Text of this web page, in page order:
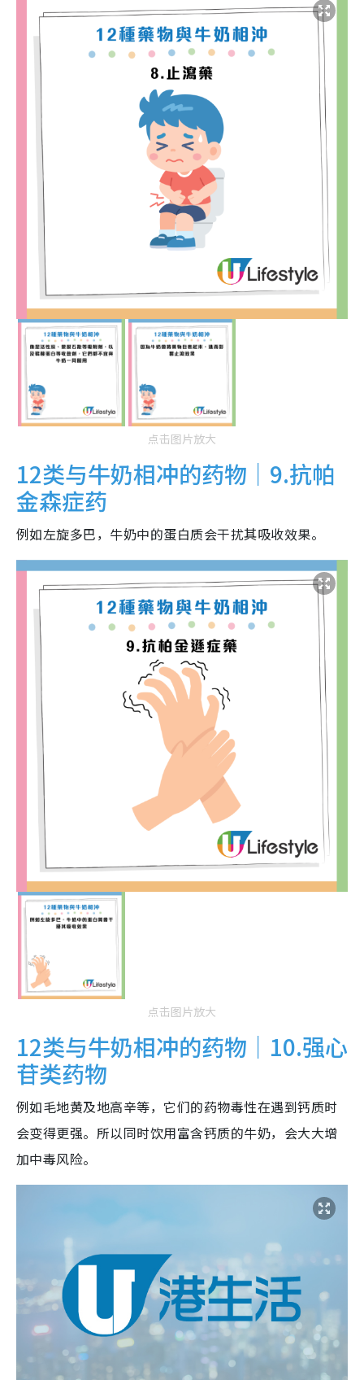
点击图片放大
12类与牛奶相冲的药物｜9.抗帕
金森症药
例如左旋多巴，牛奶中的蛋白质会干扰其吸收效果。
点击图片放大
12类与牛奶相冲的药物｜10.强心
苷类药物
例如毛地黄及地高辛等，它们的药物毒性在遇到钙质时
会变得更强。所以同时饮用富含钙质的牛奶，会大大增
加中毒风险。